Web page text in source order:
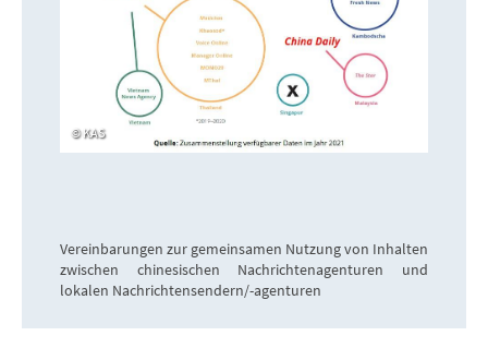
KAS
Vereinbarungen zur gemeinsamen Nutzung von Inhalten
zwischen chinesischen Nachrichtenagenturen und
lokalen Nachrichtensendern/-agenturen